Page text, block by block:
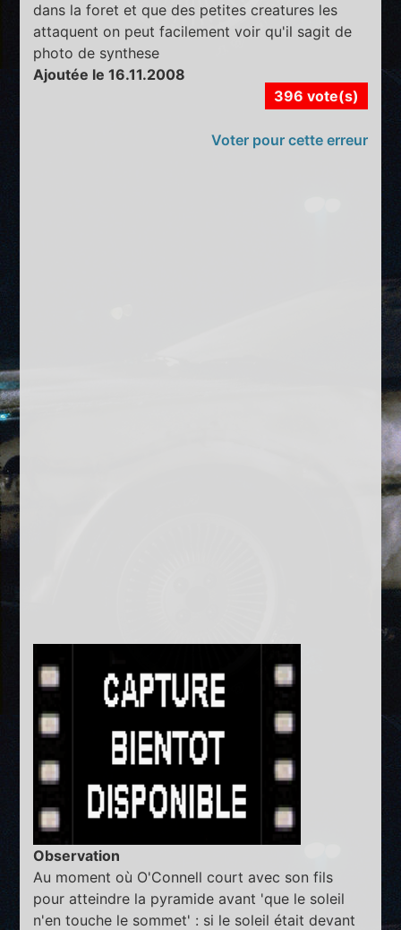
dans la foret et que des petites creatures les
attaquent on peut facilement voir qu'il sagit de
photo de synthese
Ajoutée le 16.11.2008
396 vote(s)
Voter pour cette erreur
Observation
Au moment où O'Connell court avec son fils
pour atteindre la pyramide avant 'que le soleil
n'en touche le sommet' : si le soleil était devant